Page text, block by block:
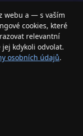
příslušenstvím a
webu a — s vaším
cookies, které
relevantní
kdykoli odvolat.
osobních údajů.